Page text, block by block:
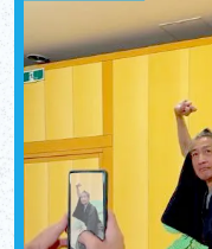
한글
DEUTSCH
ITALIANO